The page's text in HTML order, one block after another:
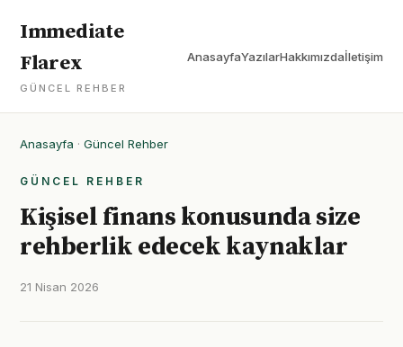
Immediate
Flarex
GÜNCEL REHBER
AnasayfaYazılarHakkımızdaİletişim
Anasayfa · Güncel Rehber
GÜNCEL REHBER
Kişisel finans konusunda size
rehberlik edecek kaynaklar
21 Nisan 2026